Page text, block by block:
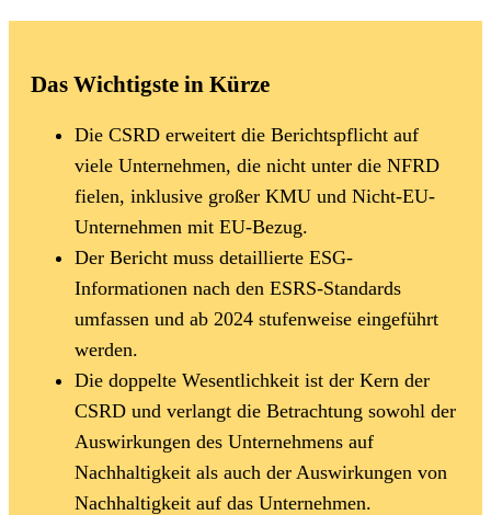
Das Wichtigste in Kürze
Die CSRD erweitert die Berichtspflicht auf
viele Unternehmen, die nicht unter die NFRD
fielen, inklusive großer KMU und Nicht-EU-
Unternehmen mit EU-Bezug.
Der Bericht muss detaillierte ESG-
Informationen nach den ESRS-Standards
umfassen und ab 2024 stufenweise eingeführt
werden.
Die doppelte Wesentlichkeit ist der Kern der
CSRD und verlangt die Betrachtung sowohl der
Auswirkungen des Unternehmens auf
Nachhaltigkeit als auch der Auswirkungen von
Nachhaltigkeit auf das Unternehmen.